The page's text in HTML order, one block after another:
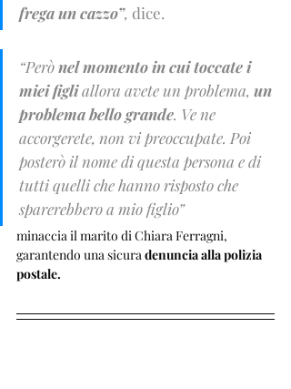
frega un cazzo”, dice.
“Però nel momento in cui toccate i
miei figli allora avete un problema, un
problema bello grande. Ve ne
accorgerete, non vi preoccupate. Poi
posterò il nome di questa persona e di
tutti quelli che hanno risposto che
sparerebbero a mio figlio”
minaccia il marito di Chiara Ferragni,
garantendo una sicura denuncia alla polizia
postale.